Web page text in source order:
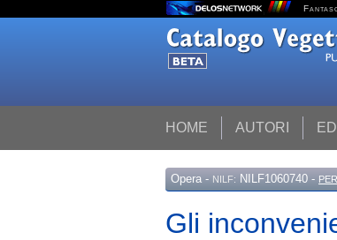
HOME AUTORI
Opera - NILF: NILF1060740 -
Gli